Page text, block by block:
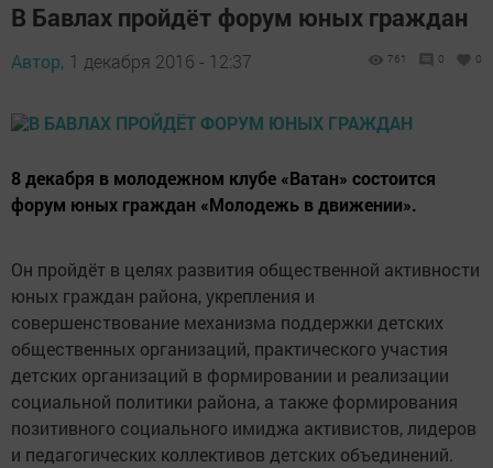
В Бавлах пройдёт форум юных граждан
Автор, 1 декабря 2016 - 12:37 761 0 0
8 декабря в молодежном клубе «Ватан» состоится
форум юных граждан «Молодежь в движении».
Он пройдёт в целях развития общественной активности
юных граждан района, укрепления и
совершенствование механизма поддержки детских
общественных организаций, практического участия
детских организаций в формировании и реализации
социальной политики района, а также формирования
позитивного социального имиджа активистов, лидеров
и педагогических коллективов детских объединений.